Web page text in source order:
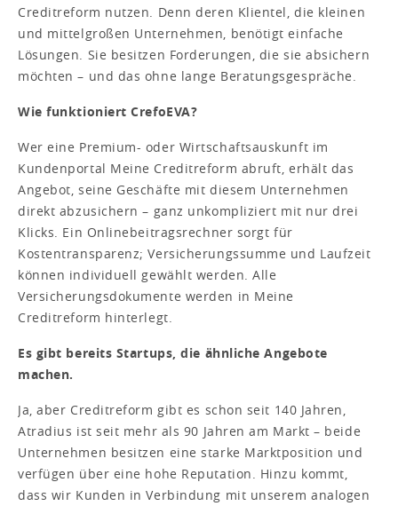
Creditreform nutzen. Denn deren Klientel, die kleinen
und mittelgroßen Unternehmen, benötigt einfache
Lösungen. Sie besitzen Forderungen, die sie absichern
möchten – und das ohne lange Beratungsgespräche.
Wie funktioniert CrefoEVA?
Wer eine Premium- oder Wirtschaftsauskunft im
Kundenportal Meine Creditreform abruft, erhält das
Angebot, seine Geschäfte mit diesem Unternehmen
direkt abzusichern – ganz unkompliziert mit nur drei
Klicks. Ein Onlinebeitragsrechner sorgt für
Kostentransparenz; Versicherungssumme und Laufzeit
können individuell gewählt werden. Alle
Versicherungsdokumente werden in Meine
Creditreform hinterlegt.
Es gibt bereits Startups, die ähnliche Angebote
machen.
Ja, aber Creditreform gibt es schon seit 140 Jahren,
Atradius ist seit mehr als 90 Jahren am Markt – beide
Unternehmen besitzen eine starke Marktposition und
verfügen über eine hohe Reputation. Hinzu kommt,
dass wir Kunden in Verbindung mit unserem analogen